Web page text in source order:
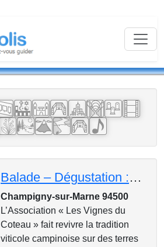
Balade – Dégustation : Le Parc du Plateau et les Vignes du Coteau
Champigny-sur-Marne 94500
L’Association « Les Vignes du
Coteau » fait revivre la tradition
viticole campinoise sur des terres